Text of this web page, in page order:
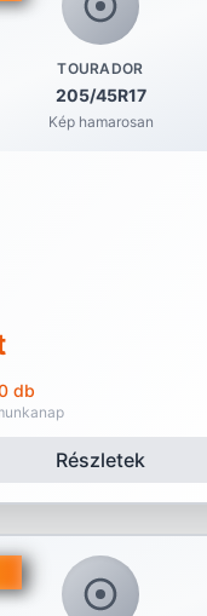
TOURADOR
205/45R17
Kép hamarosan
db
Részletek